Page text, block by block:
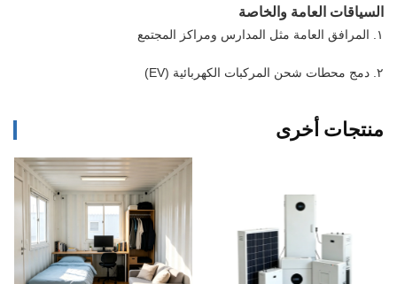
السياقات العامة والخاصة
١. المرافق العامة مثل المدارس ومراكز المجتمع
٢. دمج محطات شحن المركبات الكهربائية (EV)
منتجات أخرى